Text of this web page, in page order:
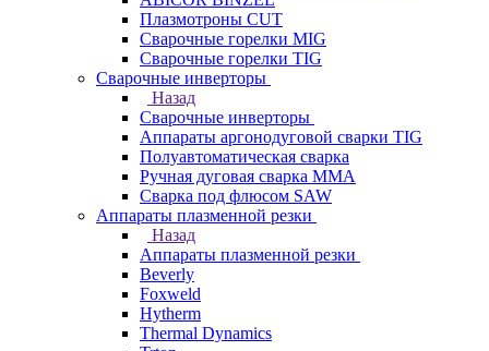
Плазмотроны CUT
Сварочные горелки MIG
Сварочные горелки TIG
Сварочные инверторы
Назад
Сварочные инверторы
Аппараты аргонодуговой сварки TIG
Полуавтоматическая сварка
Ручная дуговая сварка MMA
Сварка под флюсом SAW
Аппараты плазменной резки
Назад
Аппараты плазменной резки
Beverly
Foxweld
Hytherm
Thermal Dynamics